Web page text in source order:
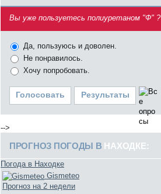
Вы уже пользуетесь полиуретаном "Ф" ?
Да, пользуюсь и доволен.
Не понравилось.
Хочу попробовать.
Голосовать Результаты
-->
ПРОГНОЗ ПОГОДЫ В НАХОДКЕ:
Погода в Находке
Gismeteo
Прогноз на 2 недели